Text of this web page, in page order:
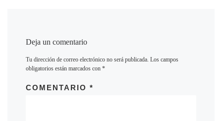
Deja un comentario
Tu dirección de correo electrónico no será publicada. Los campos
obligatorios están marcados con *
COMENTARIO *